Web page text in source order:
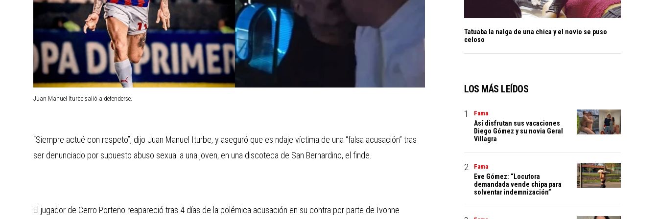
Juan Manuel Iturbe salió a defenderse.
“Siempre actué con respeto”, dijo Juan Manuel Iturbe, y aseguró que es ndaje víctima de una “falsa acusación” tras
ser denunciado por supuesto abuso sexual a una joven, en una discoteca de San Bernardino, el finde.
El jugador de Cerro Porteño reapareció tras 4 días de la polémica acusación en su contra por parte de Ivonne
Tatuaba la nalga de una chica y el novio se puso
celoso
LOS MÁS LEÍDOS
Fama
Así disfrutan sus vacaciones
Diego Gómez y su novia Geral
Villagra
Fama
Eve Gómez: “Locutora
demandada vende chipa para
solventar indemnización”